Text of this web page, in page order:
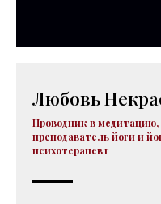
Любовь
Проводник в
преподаватель йоги и
психотерапевт